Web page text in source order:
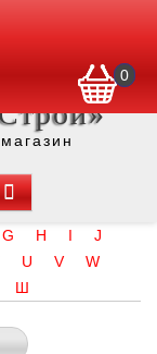
0
G H I
J
U V
W
Ш